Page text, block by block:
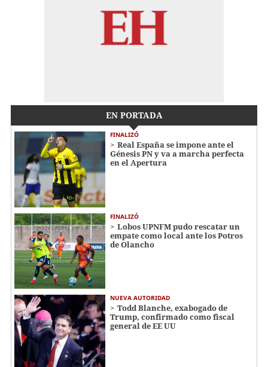
EN PORTADA
FINALIZÓ
Real España se impone ante el
Génesis PN y va a marcha perfecta
en el Apertura
FINALIZÓ
Lobos UPNFM pudo rescatar un
empate como local ante los Potros
de Olancho
NUEVA AUTORIDAD
Todd Blanche, exabogado de
Trump, confirmado como fiscal
general de EE UU